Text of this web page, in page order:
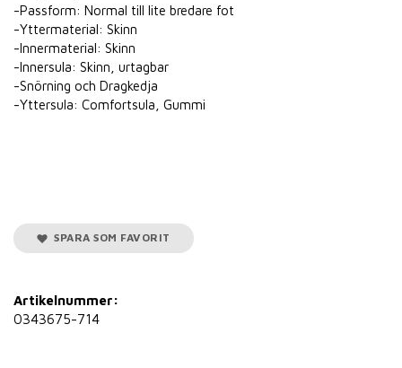
-Passform: Normal till lite bredare fot
-Yttermaterial: Skinn
-Innermaterial: Skinn
-Innersula: Skinn, urtagbar
-Snörning och Dragkedja
-Yttersula: Comfortsula, Gummi
SPARA SOM FAVORIT
Artikelnummer:
0343675-714